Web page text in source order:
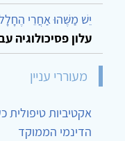
יֵשׁ מַשֶּׁהוּ אַחֲרֵי
עלון פסיכולוגיה
מעוררי עניין
אקטיביות
הדינמי הממוקד